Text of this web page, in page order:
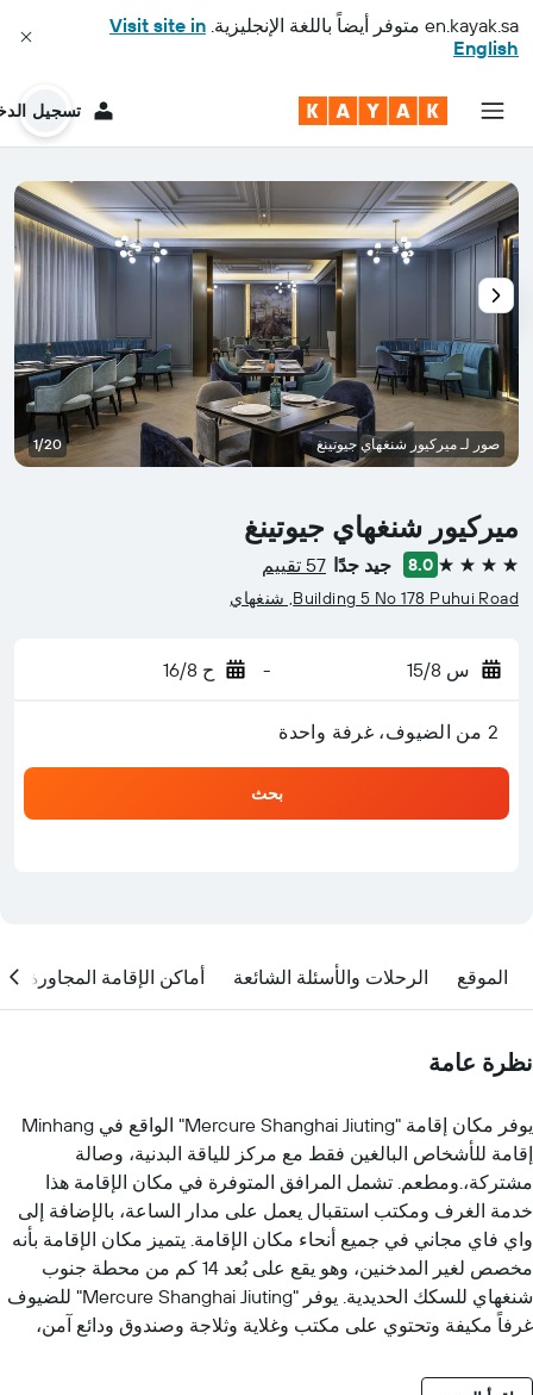
en.kayak.sa متوفر أيضاً باللغة الإنجليزية. Visit site in
English
تسجيل
ميركيور شنغهاي جيوتينغ
4 نجوم 8.0 جيد جدًا 57 تقييم
Building 5 No 178 Puhui Road, شنغهاي
س 15/8 - ح 16/8
2 من الضيوف، غرفة واحدة
بحث
صور لـ ميركيور شنغهاي جيوتينغ 1/20
الموقع الرحلات والأسئلة الشائعة أماكن الإقامة المجاورة
نظرة عامة
يوفر مكان إقامة "Mercure Shanghai Jiuting" الواقع في Minhang
إقامة للأشخاص البالغين فقط مع مركز للياقة البدنية، وصالة
مشتركة،.ومطعم. تشمل المرافق المتوفرة في مكان الإقامة هذا
خدمة الغرف ومكتب استقبال يعمل على مدار الساعة، بالإضافة إلى
واي فاي مجاني في جميع أنحاء مكان الإقامة. يتميز مكان الإقامة بأنه
مخصص لغير المدخنين، وهو يقع على بُعد 14 كم من محطة جنوب
شنغهاي للسكك الحديدية. يوفر "Mercure Shanghai Jiuting" للضيوف
غرفاً مكيفة وتحتوي على مكتب وغلاية وثلاجة وصندوق ودائع آمن،
جميع غرف الضيوف على خزانة ملابس. يتوفر إفطار يقدم للضيوف